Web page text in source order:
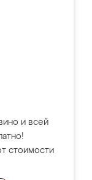
и всей
стоимости